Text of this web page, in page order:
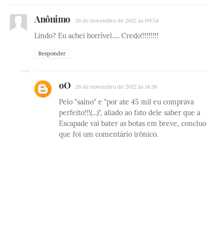
Anônimo 26 de novembro de 2012 às 09:54
Lindo? Eu achei horrível..... Credo!!!!!!!!!
Responder
oO 26 de novembro de 2012 às 14:36
Pelo "saíno" e "por ate 45 mil eu comprava
perfeito!!!(...)", aliado ao fato dele saber que a
Escapade vai bater as botas em breve, concluo
que foi um comentário irônico.